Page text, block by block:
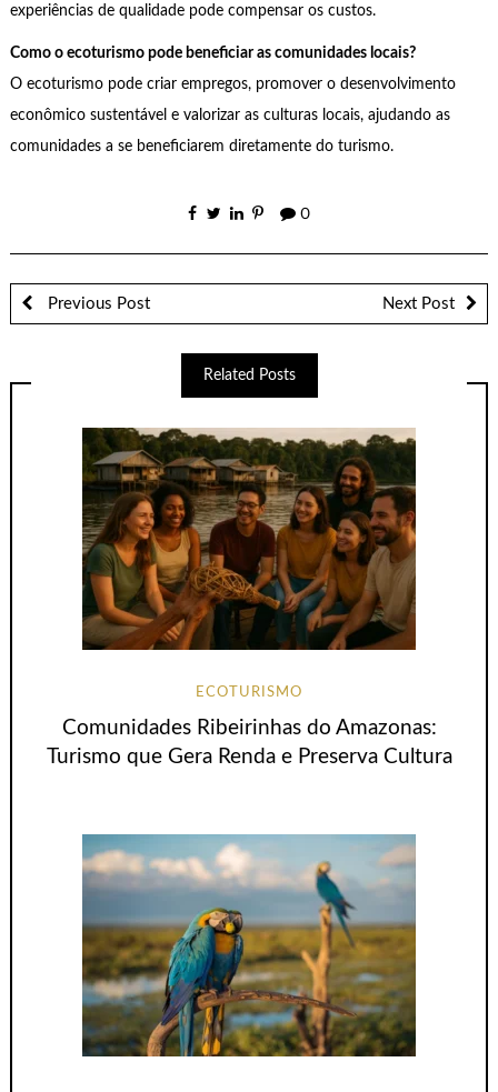
experiências de qualidade pode compensar os custos.
Como o ecoturismo pode beneficiar as comunidades locais?
O ecoturismo pode criar empregos, promover o desenvolvimento
econômico sustentável e valorizar as culturas locais, ajudando as
comunidades a se beneficiarem diretamente do turismo.
0
Previous Post Next Post
Related Posts
ECOTURISMO
Comunidades Ribeirinhas do Amazonas:
Turismo que Gera Renda e Preserva Cultura